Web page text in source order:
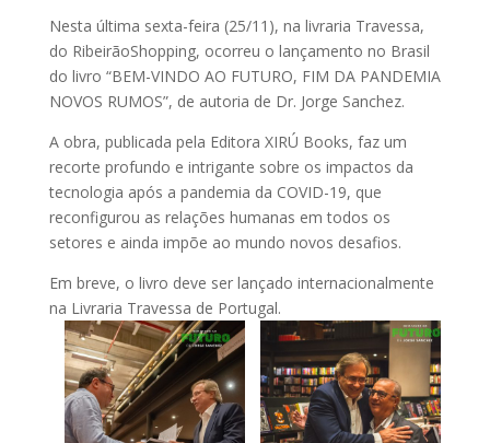
Nesta última sexta-feira (25/11), na livraria Travessa,
do RibeirãoShopping, ocorreu o lançamento no Brasil
do livro “BEM-VINDO AO FUTURO, FIM DA PANDEMIA
NOVOS RUMOS”, de autoria de Dr. Jorge Sanchez.
A obra, publicada pela Editora XIRÚ Books, faz um
recorte profundo e intrigante sobre os impactos da
tecnologia após a pandemia da COVID-19, que
reconfigurou as relações humanas em todos os
setores e ainda impõe ao mundo novos desafios.
Em breve, o livro deve ser lançado internacionalmente
na Livraria Travessa de Portugal.